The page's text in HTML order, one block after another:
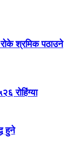
श्रमिक पठाउने
रोहिंग्या
हुने